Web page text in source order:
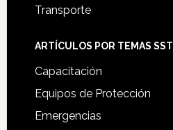
Transporte
ARTÍCULOS POR TEMAS SST
Capacitación
Equipos de Protección
Emergencias